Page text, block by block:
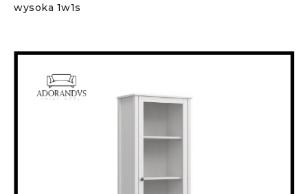
wysoka 1w1s